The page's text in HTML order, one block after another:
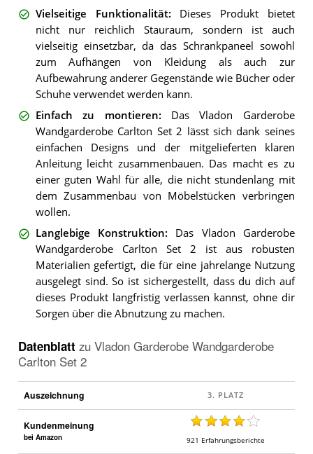
Vielseitige Funktionalität: Dieses Produkt bietet
nicht nur reichlich Stauraum, sondern ist auch
vielseitig einsetzbar, da das Schrankpaneel sowohl
zum Aufhängen von Kleidung als auch zur
Aufbewahrung anderer Gegenstände wie Bücher oder
Schuhe verwendet werden kann.
Einfach zu montieren: Das Vladon Garderobe
Wandgarderobe Carlton Set 2 lässt sich dank seines
einfachen Designs und der mitgelieferten klaren
Anleitung leicht zusammenbauen. Das macht es zu
einer guten Wahl für alle, die nicht stundenlang mit
dem Zusammenbau von Möbelstücken verbringen
wollen.
Langlebige Konstruktion: Das Vladon Garderobe
Wandgarderobe Carlton Set 2 ist aus robusten
Materialien gefertigt, die für eine jahrelange Nutzung
ausgelegt sind. So ist sichergestellt, dass du dich auf
dieses Produkt langfristig verlassen kannst, ohne dir
Sorgen über die Abnutzung zu machen.
Datenblatt zu Vladon Garderobe Wandgarderobe
Carlton Set 2
Auszeichnung
Kundenmeinung
bei Amazon 921 Erfahrungsberichte